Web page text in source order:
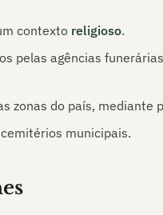
contexto religioso.
pelas agências
zonas do país, mediante
municipais.